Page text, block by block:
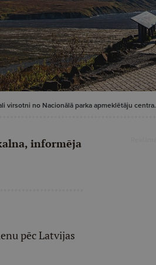
virsotni no Nacionālā parka apmeklētāju centra.
informēja
pēc Latvijas